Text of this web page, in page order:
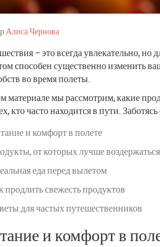
Алиса Чернова
– это всегда увлекательно,
способен существенно изменить
во время полеты.
материале мы рассмотрим, какие
кто часто находится в пути.
и комфорт в полете
от которых лучше воздержаться
еда перед вылетом
продлить свежесть продуктов
для частых путешественников
и комфорт в